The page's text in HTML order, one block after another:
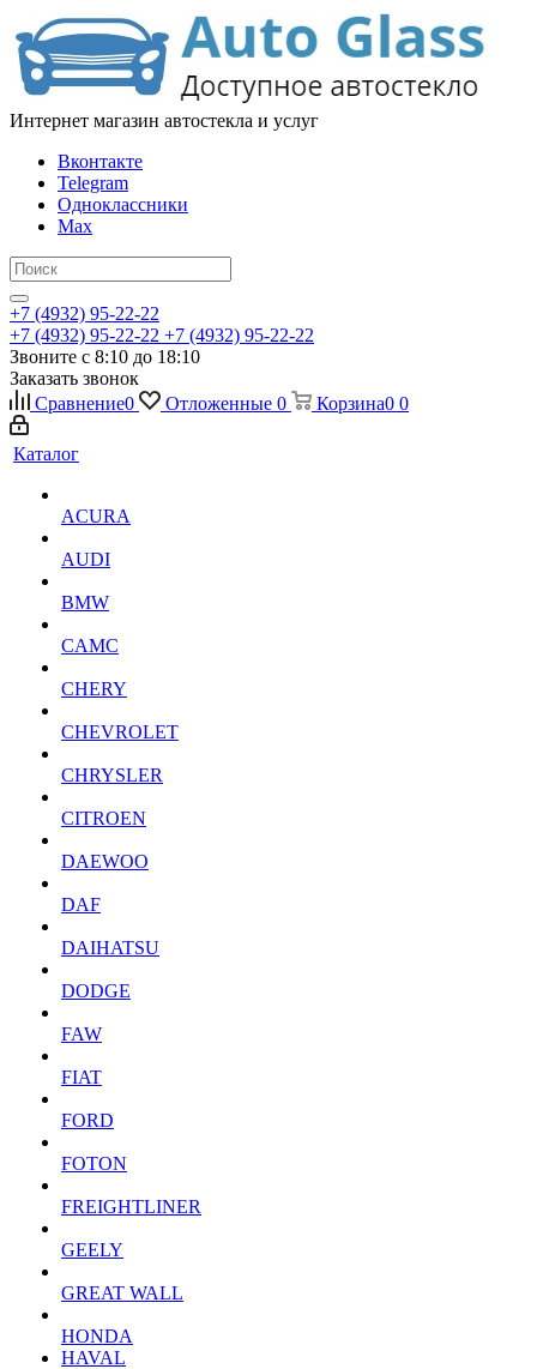
Интернет магазин автостекла и услуг
Вконтакте
Telegram
Одноклассники
Max
+7 (4932) 95-22-22
+7 (4932) 95-22-22 +7 (4932) 95-22-22
Звоните с 8:10 до 18:10
Заказать звонок
Сравнение0 Отложенные 0 Корзина0 0
Каталог
ACURA
AUDI
BMW
CAMC
CHERY
CHEVROLET
CHRYSLER
CITROEN
DAEWOO
DAF
DAIHATSU
DODGE
FAW
FIAT
FORD
FOTON
FREIGHTLINER
GEELY
GREAT WALL
HONDA
HAVAL